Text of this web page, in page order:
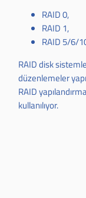
RAID 0,
RAID 1,
RAID 5/6/
RAID disk
düzenlemeler
RAID
kullanılıyor.